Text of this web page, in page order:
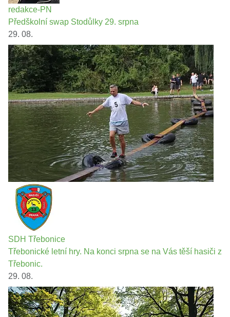
redakce-PN
Předškolní swap Stodůlky 29. srpna
29. 08.
SDH Třebonice
Třebonické letní hry. Na konci srpna se na Vás těší hasiči z
Třebonic.
29. 08.